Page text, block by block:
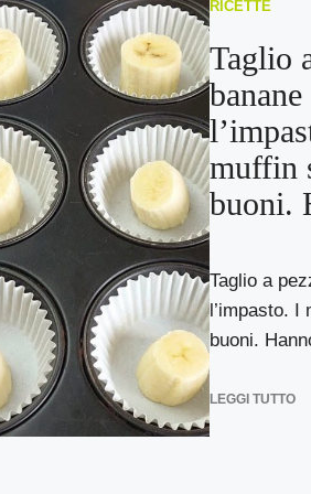
RICETTE
Taglio
muffin
buoni.
Taglio a
l’impasto. I
buoni.
LEGGI TUTTO